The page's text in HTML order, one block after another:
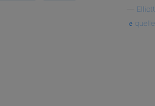
Elliott
quelle